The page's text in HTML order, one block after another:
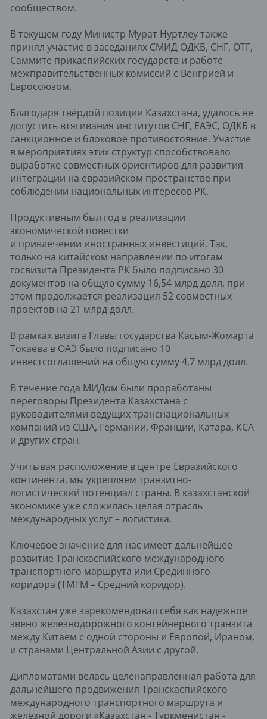
сообществом.
В текущем году Министр Мурат Нуртлеу также
принял участие в заседаниях СМИД ОДКБ, СНГ, ОТГ,
Саммите прикаспийских государств и работе
межправительственных комиссий с Венгрией и
Евросоюзом.
Благодаря твёрдой позиции Казахстана, удалось не
допустить втягивания институтов СНГ, ЕАЭС, ОДКБ в
санкционное и блоковое противостояние. Участие
в мероприятиях этих структур способствовало
выработке совместных ориентиров для развития
интеграции на евразийском пространстве при
соблюдении национальных интересов РК.
Продуктивным был год в реализации
экономической повестки
и привлечении иностранных инвестиций. Так,
только на китайском направлении по итогам
госвизита Президента РК было подписано 30
документов на общую сумму 16,54 млрд долл, при
этом продолжается реализация 52 совместных
проектов на 21 млрд долл.
В рамках визита Главы государства Касым-Жомарта
Токаева в ОАЭ было подписано 10
инвестсоглашений на общую сумму 4,7 млрд долл.
В течение года МИДом были проработаны
переговоры Президента Казахстана с
руководителями ведущих транснациональных
компаний из США, Германии, Франции, Катара, КСА
и других стран.
Учитывая расположение в центре Евразийского
континента, мы укрепляем транзитно-
логистический потенциал страны. В казахстанской
экономике уже сложилась целая отрасль
международных услуг – логистика.
Ключевое значение для нас имеет дальнейшее
развитие Транскаспийского международного
транспортного маршрута или Срединного
коридора (ТМТМ – Средний коридор).
Казахстан уже зарекомендовал себя как надежное
звено железнодорожного контейнерного транзита
между Китаем с одной стороны и Европой, Ираном,
и странами Центральной Азии с другой.
Дипломатами велась целенаправленная работа для
дальнейшего продвижения Транскаспийского
международного транспортного маршрута и
железной дороги «Казахстан - Туркменистан -